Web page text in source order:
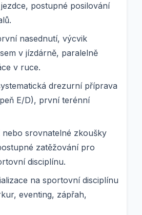
postupné posilování
nasednutí, výcvik
v jízdárně, paralelně
v ruce.
drezurní příprava
E/D), první terénní
nebo srovnatelné zkoušky
zatěžování pro
disciplínu.
na sportovní disciplínu
eventing, zápřah,